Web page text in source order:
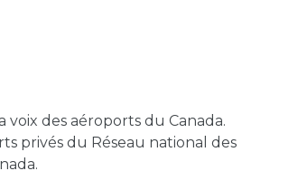
voix des aéroports du Canada.
privés du Réseau national des